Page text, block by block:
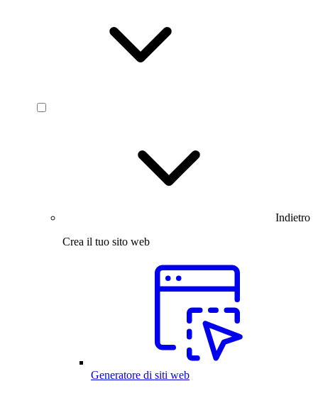
Indietro
Crea il tuo sito web
Generatore di siti web